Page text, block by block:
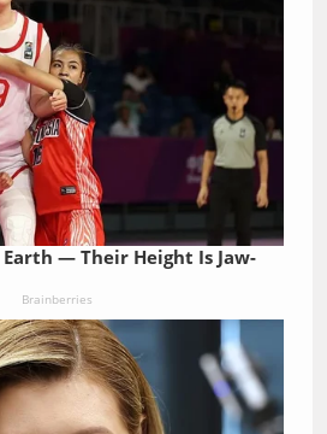
— Their Height Is Jaw-
Brainberries